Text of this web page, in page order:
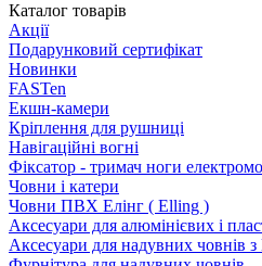
Каталог товарів
Акції
Подарунковий сертифікат
Новинки
FASTen
Екшн-камери
Кріплення для рушниці
Навігаційні вогні
Фіксатор - тримач ноги
Човни і катери
Човни ПВХ Елінг ( Elling )
Аксесуари для алюмінієвих і
Аксесуари для надувних човнів